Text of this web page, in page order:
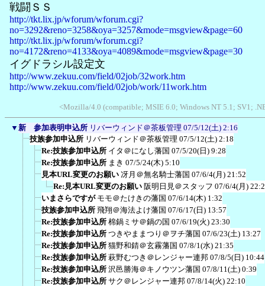
戦闘ＳＳ
http://tkt.lix.jp/wforum/wforum.cgi?
no=3292&reno=3258&oya=3257&mode=msgview&page=60
http://tkt.lix.jp/wforum/wforum.cgi?
no=4172&reno=4133&oya=4089&mode=msgview&page=30
イグドラシル設定文
http://www.zekuu.com/field/02job/32work.htm
http://www.zekuu.com/field/02job/work/11work.htm
<Mozilla/4.0 (compatible; MSIE 6.0; Windows NT 5.1; SV1;
▼ 新 参加表明申込所 リバーウィンド＠茶板管理 07/5/12(土) 2:16
技族参加申込所 リバーウィンド＠茶板管理 07/5/12(土) 2:18
Re:技族参加申込所 イタ＠になし藩国 07/5/20(日) 9:28
Re:技族参加申込所 まき 07/5/24(木) 5:10
見本URL変更のお願い 冴月＠無名騎士藩国 07/6/4(月) 21:52
Re:見本URL変更のお願い 阪明日見＠スタッフ 07/6/4(月)
いまさらですが モモ＠たけきの藩国 07/6/14(木) 1:32
技族参加申込所 飛翔＠海法よけ藩国 07/6/17(日) 13:57
Re:技族参加申込所 棉鍋ミサ＠鍋の国 07/6/19(火) 23:30
Re:技族参加申込所 つきやままつり＠ヲチ藩国 07/6/23(土) 13:27
Re:技族参加申込所 猫野和錆＠玄霧藩国 07/8/1(水) 21:35
Re:技族参加申込所 萩野むつき＠レンジャー連邦 07/8/5(日) 10:44
Re:技族参加申込所 沢邑勝海＠キノウツン藩国 07/8/11(土) 0:39
Re:技族参加申込所 サク＠レンジャー連邦 07/8/14(火) 22:10